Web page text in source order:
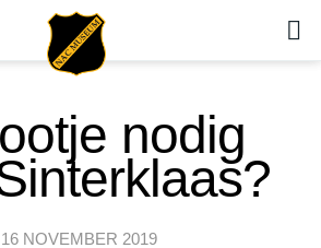
nodig
16 NOVEMBER 2019